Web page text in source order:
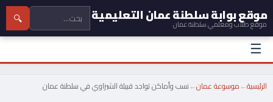
موقع بوابة سلطنة عمان التعليمية
موقع طلاب ومعلمي سلطنة عمان 🔍
☰
الرئيسية←موسوعة عمان←نسب وأماكن تواجد قبيلة الشيزاوي في سلطنة عمان